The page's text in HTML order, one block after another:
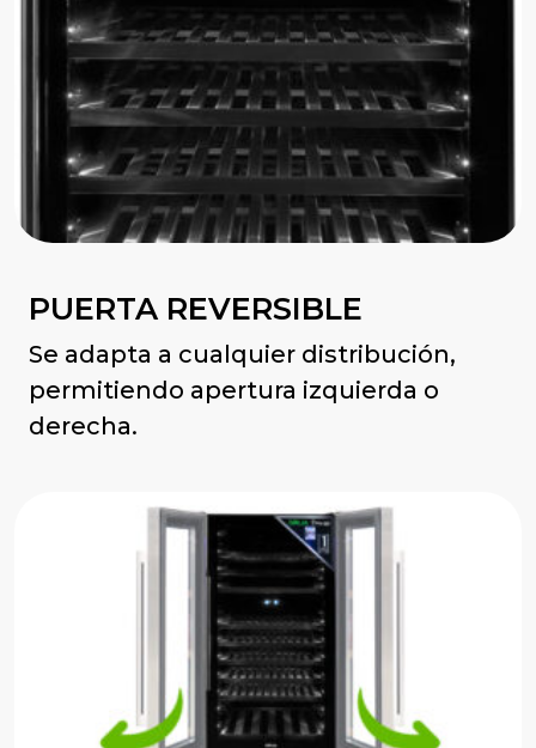
PUERTA REVERSIBLE
Se adapta a cualquier distribución,
permitiendo apertura izquierda o
derecha.